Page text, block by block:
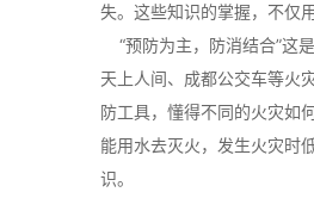
失。这些知识的掌握，不仅
“预防为主，防消结合”这
天上人间、成都公交车等火
防工具，懂得不同的火灾如
能用水去灭火，发生火灾时
识。